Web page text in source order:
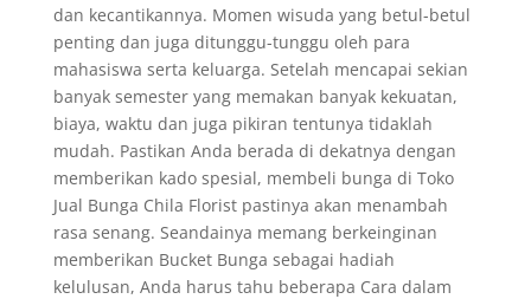
dan kecantikannya. Momen wisuda yang betul-betul
penting dan juga ditunggu-tunggu oleh para
mahasiswa serta keluarga. Setelah mencapai sekian
banyak semester yang memakan banyak kekuatan,
biaya, waktu dan juga pikiran tentunya tidaklah
mudah. Pastikan Anda berada di dekatnya dengan
memberikan kado spesial, membeli bunga di Toko
Jual Bunga Chila Florist pastinya akan menambah
rasa senang. Seandainya memang berkeinginan
memberikan Bucket Bunga sebagai hadiah
kelulusan, Anda harus tahu beberapa Cara dalam